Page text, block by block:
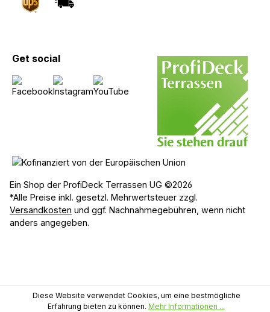
Get social
Ein Shop der ProfiDeck Terrassen UG ©2026
*Alle Preise inkl. gesetzl. Mehrwertsteuer zzgl.
Versandkosten und ggf. Nachnahmegebühren, wenn nicht
anders angegeben.
Diese Website verwendet Cookies, um eine bestmögliche
Erfahrung bieten zu können. Mehr Informationen ...